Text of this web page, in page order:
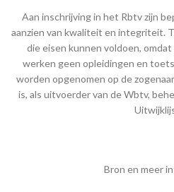
Aan inschrijving in het Rbtv zijn
aanzien van kwaliteit en integriteit.
die eisen kunnen voldoen,
werken geen opleidingen en
worden opgenomen op de
is, als uitvoerder van de Wbtv,
Bron en meer